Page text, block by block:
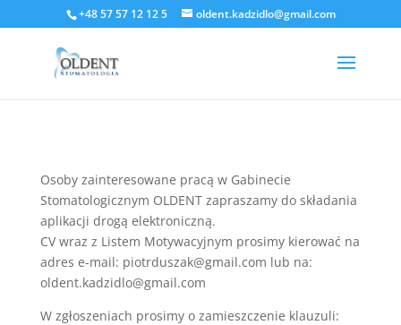
+48 57 57 12 12 5 oldent.kadzidlo@gmail.com
Osoby zainteresowane pracą w Gabinecie
Stomatologicznym OLDENT zapraszamy do składania
aplikacji drogą elektroniczną.
CV wraz z Listem Motywacyjnym prosimy kierować na
adres e-mail: piotrduszak@gmail.com lub na:
oldent.kadzidlo@gmail.com
W zgłoszeniach prosimy o zamieszczenie klauzuli: